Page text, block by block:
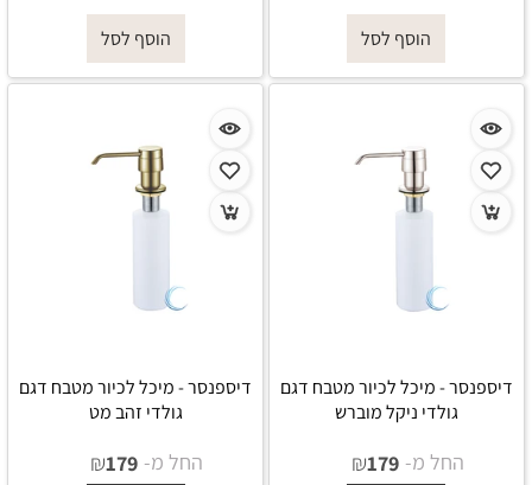
הוסף לסל הוסף לסל
דיספנסר - מיכל לכיור מטבח דגם
גולדי ניקל מוברש
החל מ- ₪179
דיספנסר - מיכל לכיור מטבח דגם
גולדי זהב מט
החל מ- ₪179